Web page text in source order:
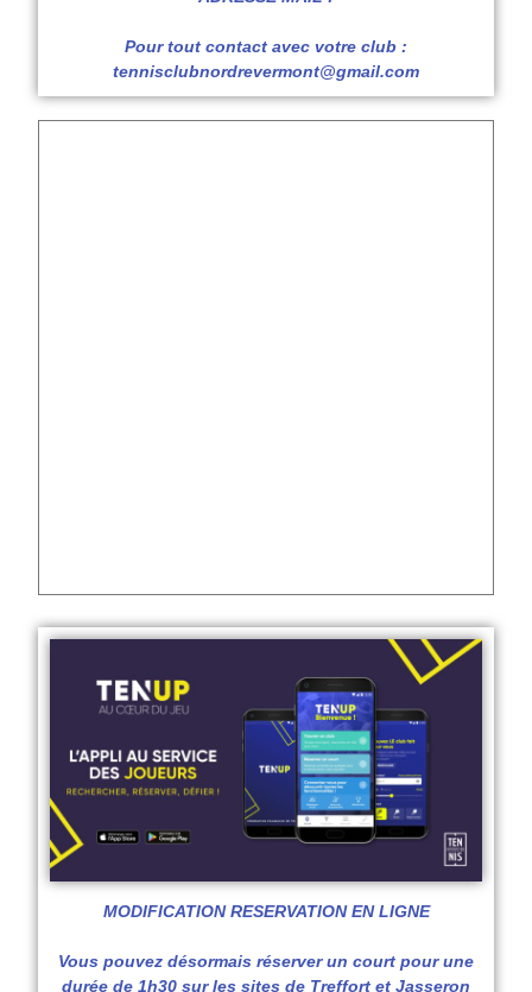
Pour tout contact avec votre club :
tennisclubnordrevermont@gmail.com
MODIFICATION RESERVATION EN LIGNE
Vous pouvez désormais réserver un court pour une
durée de 1h30 sur les sites de Treffort et Jasseron